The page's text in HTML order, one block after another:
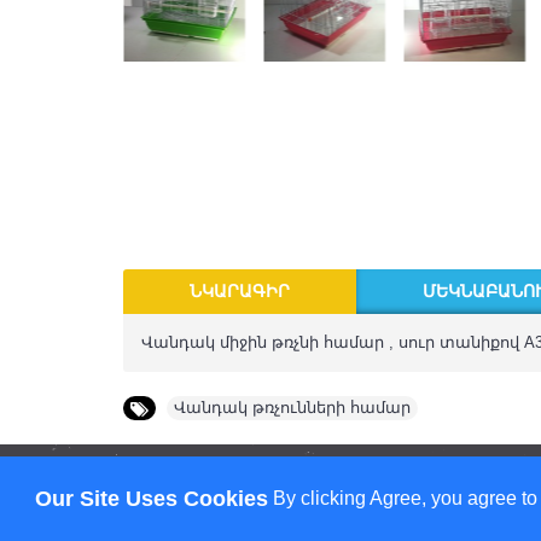
Our Site Uses Cookies By clicking Agree, you agree to
ՆԿԱՐԱԳԻՐ
Վանդակ միջին թռչնի համար , սուր տանիքով
Վանդակ թռչունների համար
Создание интернет-магазина под ключ- Студия Ринго.